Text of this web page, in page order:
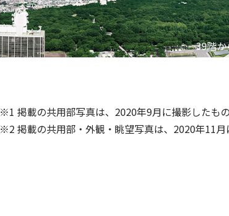
39階
※1 掲載の共用部写真は、2020年9月に撮影したもの
※2 掲載の共用部・外観・眺望写真は、2020年11月